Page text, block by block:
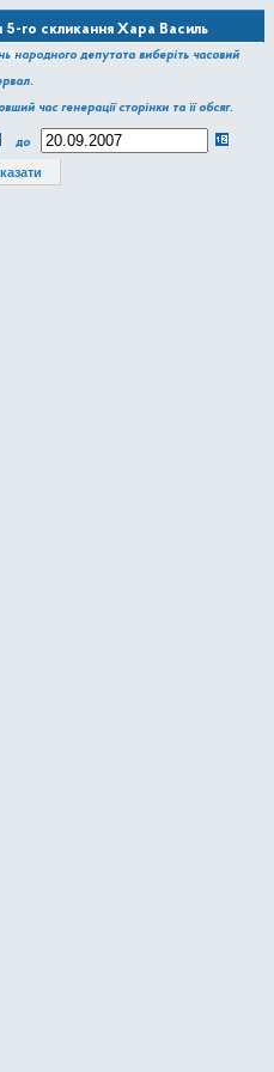
го скликання Хара Василь
народного депутата виберіть часовий
час генерації сторінки та її обсяг.
до